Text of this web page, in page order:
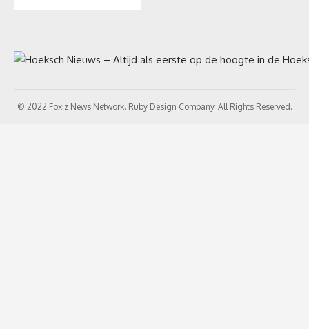
© 2022 Foxiz News Network. Ruby Design Company. All Rights Reserved.